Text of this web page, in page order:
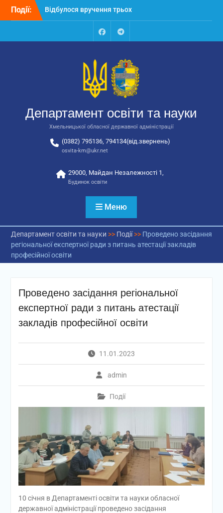
Перейти
Події:
Відбулося вручення трьох
автобусів для потреб
Відбулося засідання
освіти та науки обласної
державної адміністрації
Відбулась обласна
національно-патріотичне
виховання
FacebookTalegram
Департамент освіти та науки
Хмельницької обласної державної адміністрації
(0382) 795136, 794134(від.звернень)
osvita-km@ukr.net
29000, Майдан Незалежності 1,
Будинок освіти
Меню
Департамент освіти та науки >> Події>> Проведено засідання
регіональної експертної ради з питань атестації закладів
професійної освіти
Проведено засідання регіональної
експертної ради з питань атестації
закладів професійної освіти
11.01.2023
admin
Події
10 січня в Департаменті освіти та науки обласної
державної адміністрації проведено засідання